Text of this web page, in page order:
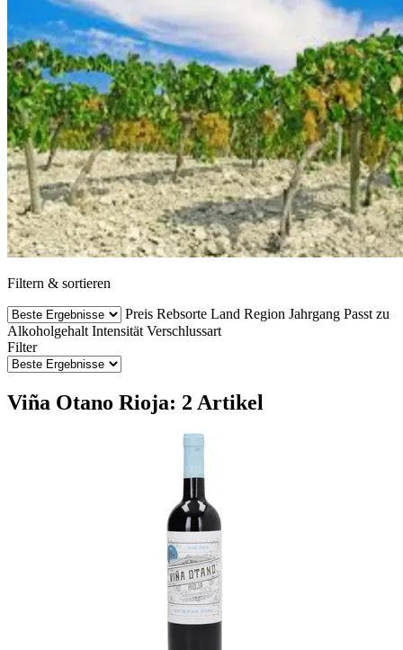
Filtern & sortieren
Preis Rebsorte Land Region Jahrgang Passt zu
Alkoholgehalt Intensität Verschlussart
Filter
Viña Otano Rioja: 2 Artikel